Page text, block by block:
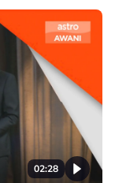
02:28